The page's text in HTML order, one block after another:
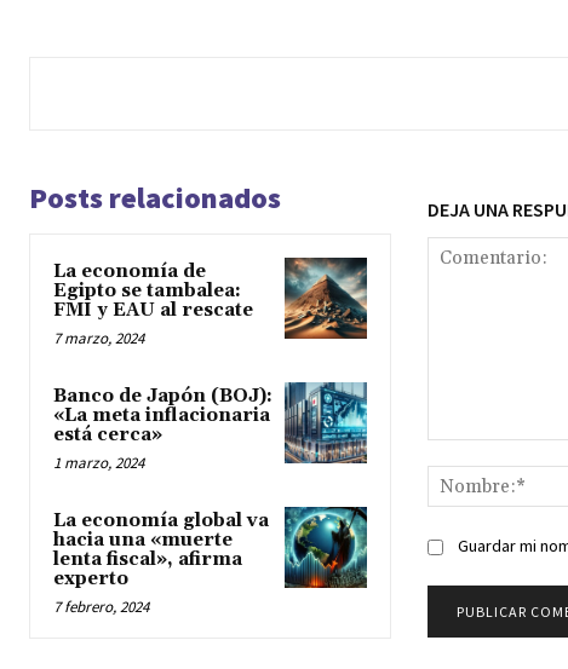
Posts relacionados
La economía de
Egipto se tambalea:
FMI y EAU al rescate
7 marzo, 2024
Banco de Japón (BOJ):
«La meta inflacionaria
está cerca»
1 marzo, 2024
La economía global va
hacia una «muerte
lenta fiscal», afirma
experto
7 febrero, 2024
DEJA UNA
Guardar mi